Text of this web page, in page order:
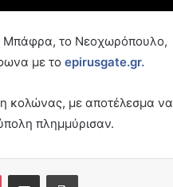
Μπάφρα, το Νεοχωρόπουλο,
με το epirusgate.gr.
κολώνας, με αποτέλεσμα να
πλημμύρισαν.
Pocket Share via Email Print